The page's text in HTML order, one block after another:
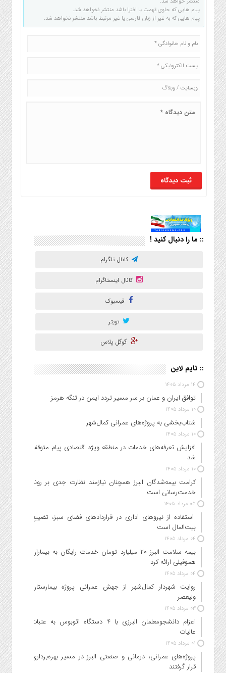
پیام هایی که حاوی تهمت یا افترا باشد منتشر نخواهد شد.
پیام هایی که به غیر از زبان فارسی یا غیر مرتبط باشد منتشر نخواهد شد.
:: ما را دنبال کنید !
کانال تلگرام
کانال اینستاگرام
فیسبوک
تویتر
گوگل پلاس
:: تایم لاین
۱۴ مرداد ۱۴۰۵
توافق ایران و عمان بر سر مسیر تردد ایمن در تنگه هرمز
۱۰ مرداد ۱۴۰۵
شتاب‌بخشی به پروژه‌های عمرانی کمال‌شهر
۱۰ مرداد ۱۴۰۵
افزایش تعرفه‌های خدمات در منطقه ویژه اقتصادی پیام متوقف
شد
۱۰ مرداد ۱۴۰۵
کرامت بیمه‌شدگان البرز همچنان نیازمند نظارت جدی بر روند
خدمت‌رسانی است
۰۵ مرداد ۱۴۰۵
استفاده از نیروهای اداری در قراردادهای فضای سبز، تضییع
بیت‌المال است
۰۴ مرداد ۱۴۰۵
بیمه سلامت البرز ۲۰ میلیارد تومان خدمات رایگان به بیماران
هموفیلی ارائه کرد
۰۴ مرداد ۱۴۰۵
روایت شهردار کمال‌شهر از جهش عمرانی پروژه بیمارستان
ولیعصر
۰۳ مرداد ۱۴۰۵
اعزام دانشجو‌معلمان البرزی با ۴ دستگاه اتوبوس به عتبات
عالیات
۰۱ مرداد ۱۴۰۵
پروژه‌های عمرانی، درمانی و صنعتی البرز در مسیر بهره‌برداری
قرار گرفتند